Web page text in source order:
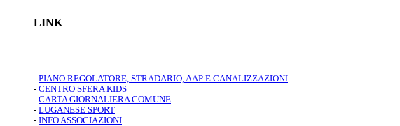
LINK
- PIANO REGOLATORE, STRADARIO, AAP E CANALIZZAZIONI
- CENTRO SFERA KIDS
- CARTA GIORNALIERA COMUNE
- LUGANESE SPORT
- INFO ASSOCIAZIONI